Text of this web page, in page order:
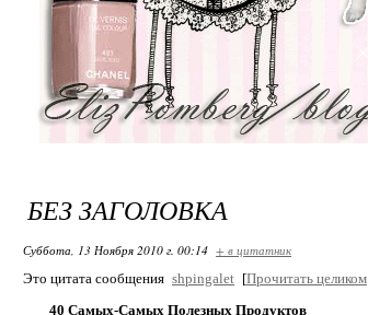
БЕЗ ЗАГОЛОВКА
Суббота, 13 Ноября 2010 г. 00:14 + в цитатник
Это цитата сообщения shpingalet [Прочитать целиком
40 Самых-Самых Полезных Продуктов